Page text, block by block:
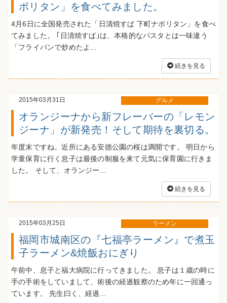
ポリタン」を食べてみました。
4月6日に全国発売された「日清焼すぱ 下町ナポリタン」を食べ
てみました。 ｢日清焼すぱ｣は、本格的なパスタとは一味違う
「フライパンで炒めたよ...
続きを見る
2015年03月31日 グルメ
オランジーナから新フレーバーの「レモン
ジーナ」が新発売！そして期待を裏切る。
年度末ですね。近所にある安徳公園の桜は満開です。 明日から
学童保育に行く息子は最後の制服を来て元気に保育園に行きま
した。 そして、オランジー...
続きを見る
2015年03月25日 ラーメン
福岡市城南区の『七福亭ラーメン』で煮玉
子ラーメン&焼飯おにぎり
午前中、息子と福大病院に行ってきました。 息子は１歳の時に
手の手術をしていまして、術後の経過観察のため年に一回通っ
ています。 先生曰く、経過...